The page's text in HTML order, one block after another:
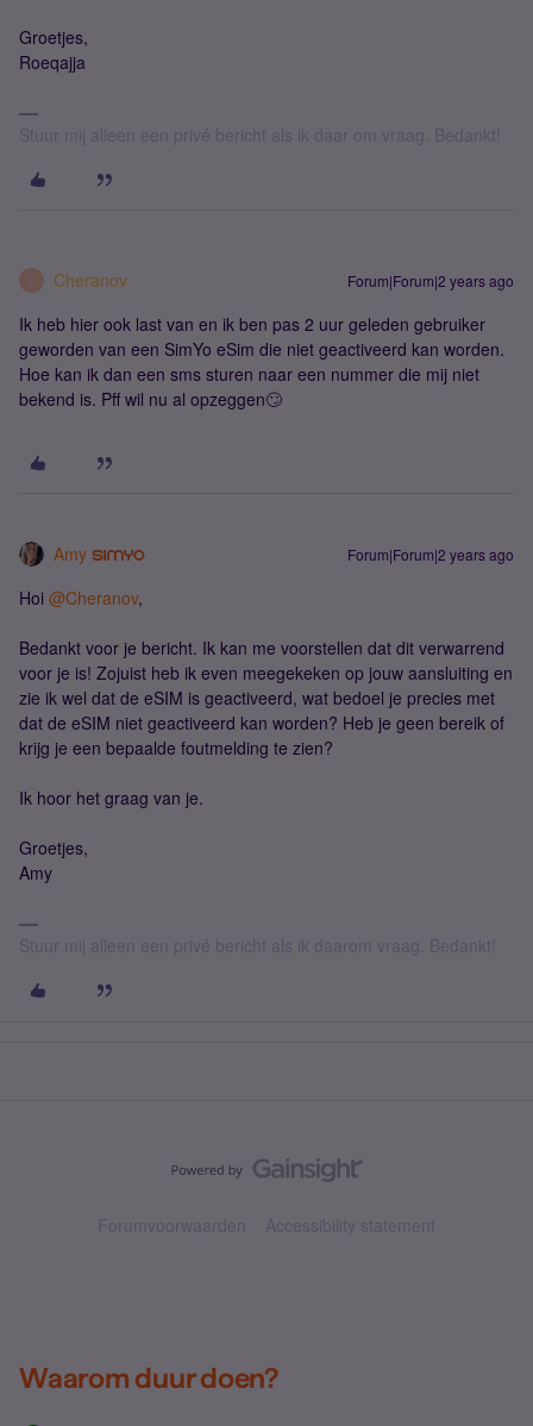
Groetjes,
Roeqajja
Stuur mij alleen een privé bericht als ik daar om vraag. Bedankt!
Cheranov Forum|Forum|2 years ago
Ik heb hier ook last van en ik ben pas 2 uur geleden gebruiker
geworden van een SimYo eSim die niet geactiveerd kan worden.
Hoe kan ik dan een sms sturen naar een nummer die mij niet
bekend is. Pff wil nu al opzeggen🙄
Amy Forum|Forum|2 years ago
Hoi @Cheranov,
Bedankt voor je bericht. Ik kan me voorstellen dat dit verwarrend
voor je is! Zojuist heb ik even meegekeken op jouw aansluiting en
zie ik wel dat de eSIM is geactiveerd, wat bedoel je precies met
dat de eSIM niet geactiveerd kan worden? Heb je geen bereik of
krijg je een bepaalde foutmelding te zien?
Ik hoor het graag van je.
Groetjes,
Amy
Stuur mij alleen een privé bericht als ik daarom vraag. Bedankt!
Forumvoorwaarden Accessibility statement
Waarom duur doen?